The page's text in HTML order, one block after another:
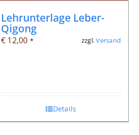
Lehrunterlage Leber-
Qigong
€ 12,00 * zzgl.Versand
Details